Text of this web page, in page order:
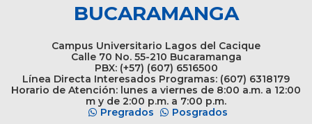
BUCARAMANGA
Campus Universitario Lagos del Cacique
Calle 70 No. 55-210 Bucaramanga
PBX: (+57) (607) 6516500
Línea Directa Interesados Programas: (607) 6318179
Horario de Atención: lunes a viernes de 8:00 a.m. a 12:00
m y de 2:00 p.m. a 7:00 p.m.
Pregrados
Posgrados